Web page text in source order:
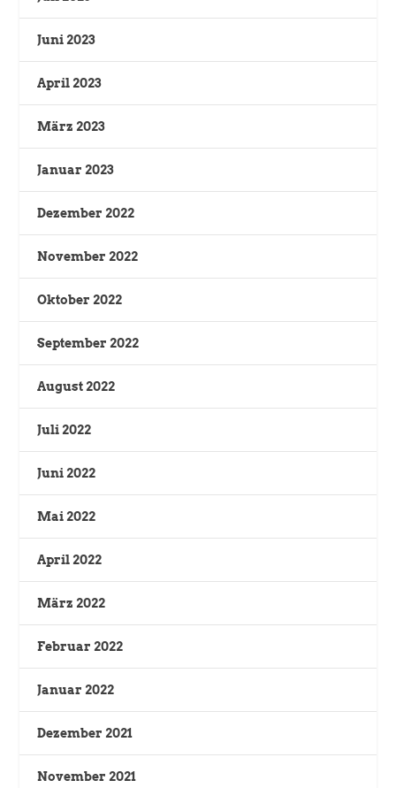
Juni 2023
April 2023
März 2023
Januar 2023
Dezember 2022
November 2022
Oktober 2022
September 2022
August 2022
Juli 2022
Juni 2022
Mai 2022
April 2022
März 2022
Februar 2022
Januar 2022
Dezember 2021
November 2021